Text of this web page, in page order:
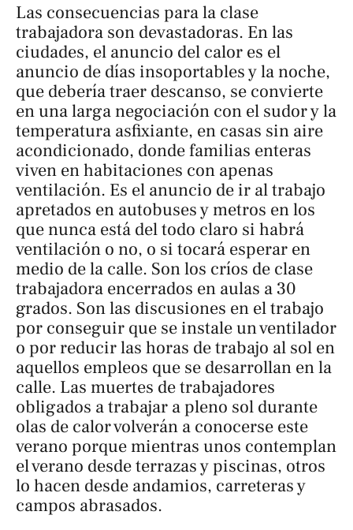
Las consecuencias para la clase
trabajadora son devastadoras. En las
ciudades, el anuncio del calor es el
anuncio de días insoportables y la noche,
que debería traer descanso, se convierte
en una larga negociación con el sudor y la
temperatura asfixiante, en casas sin aire
acondicionado, donde familias enteras
viven en habitaciones con apenas
ventilación. Es el anuncio de ir al trabajo
apretados en autobuses y metros en los
que nunca está del todo claro si habrá
ventilación o no, o si tocará esperar en
medio de la calle. Son los críos de clase
trabajadora encerrados en aulas a 30
grados. Son las discusiones en el trabajo
por conseguir que se instale un ventilador
o por reducir las horas de trabajo al sol en
aquellos empleos que se desarrollan en la
calle. Las muertes de trabajadores
obligados a trabajar a pleno sol durante
olas de calor volverán a conocerse este
verano porque mientras unos contemplan
el verano desde terrazas y piscinas, otros
lo hacen desde andamios, carreteras y
campos abrasados.